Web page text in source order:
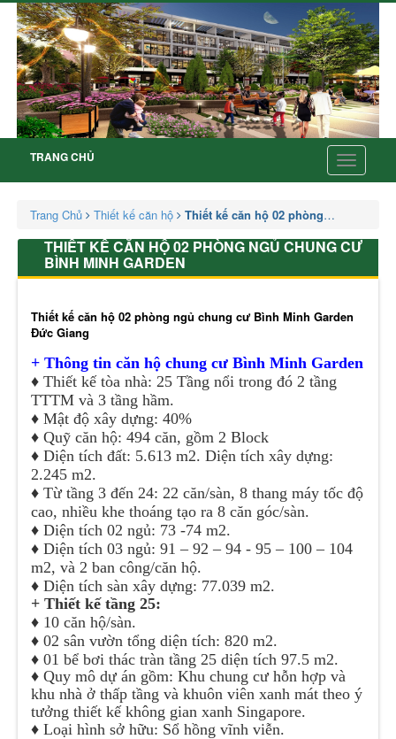
Toggle
TRANG CHỦ
Trang Chủ Thiết kế căn hộ Thiết kế căn hộ 02 phòng ngủ chung
THIẾT KẾ CĂN HỘ 02 PHÒNG NGỦ CHUNG CƯ
BÌNH MINH GARDEN
Thiết kế căn hộ 02 phòng ngủ chung cư Bình Minh Garden
Đức Giang
+ Thông tin căn hộ chung cư Bình Minh Garden
♦️Thiết kế tòa nhà: 25 Tầng nổi trong đó 2 tầng
TTTM và 3 tầng hầm.
♦️Mật độ xây dựng: 40%
♦️Quỹ căn hộ: 494 căn, gồm 2 Block
♦️Diện tích đất: 5.613 m2. Diện tích xây dựng:
2.245 m2.
♦️Từ tầng 3 đến 24: 22 căn/sàn, 8 thang máy tốc độ
cao, nhiều khe thoáng tạo ra 8 căn góc/sàn.
♦️Diện tích 02 ngủ: 73 -74 m2.
♦️Diện tích 03 ngủ: 91 – 92 – 94 - 95 – 100 – 104
m2, và 2 ban công/căn hộ.
♦️Diện tích sàn xây dựng: 77.039 m2.
+ Thiết kế tầng 25:
♦️ 10 căn hộ/sàn.
♦️02 sân vườn tổng diện tích: 820 m2.
♦️01 bể bơi thác tràn tầng 25 diện tích 97.5 m2.
♦️Quy mô dự án gồm: Khu chung cư hỗn hợp và
khu nhà ở thấp tầng và khuôn viên xanh mát theo ý
tưởng thiết kế không gian xanh Singapore.
♦️Loại hình sở hữu: Sổ hồng vĩnh viễn.